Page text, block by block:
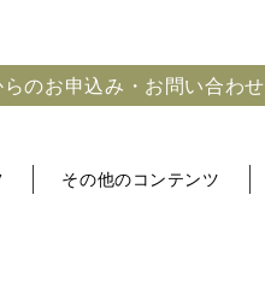
のお申込み・お問い合わせ
その他のコンテンツ